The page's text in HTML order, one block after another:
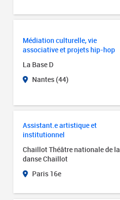
Médiation culturelle, vie
associative et projets hip-hop
La Base D
Nantes (44)
Assistant.e artistique et
institutionnel
Chaillot Théâtre nationale de la
danse Chaillot
Paris 16e